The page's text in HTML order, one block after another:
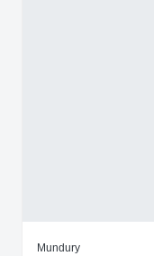
Mundury